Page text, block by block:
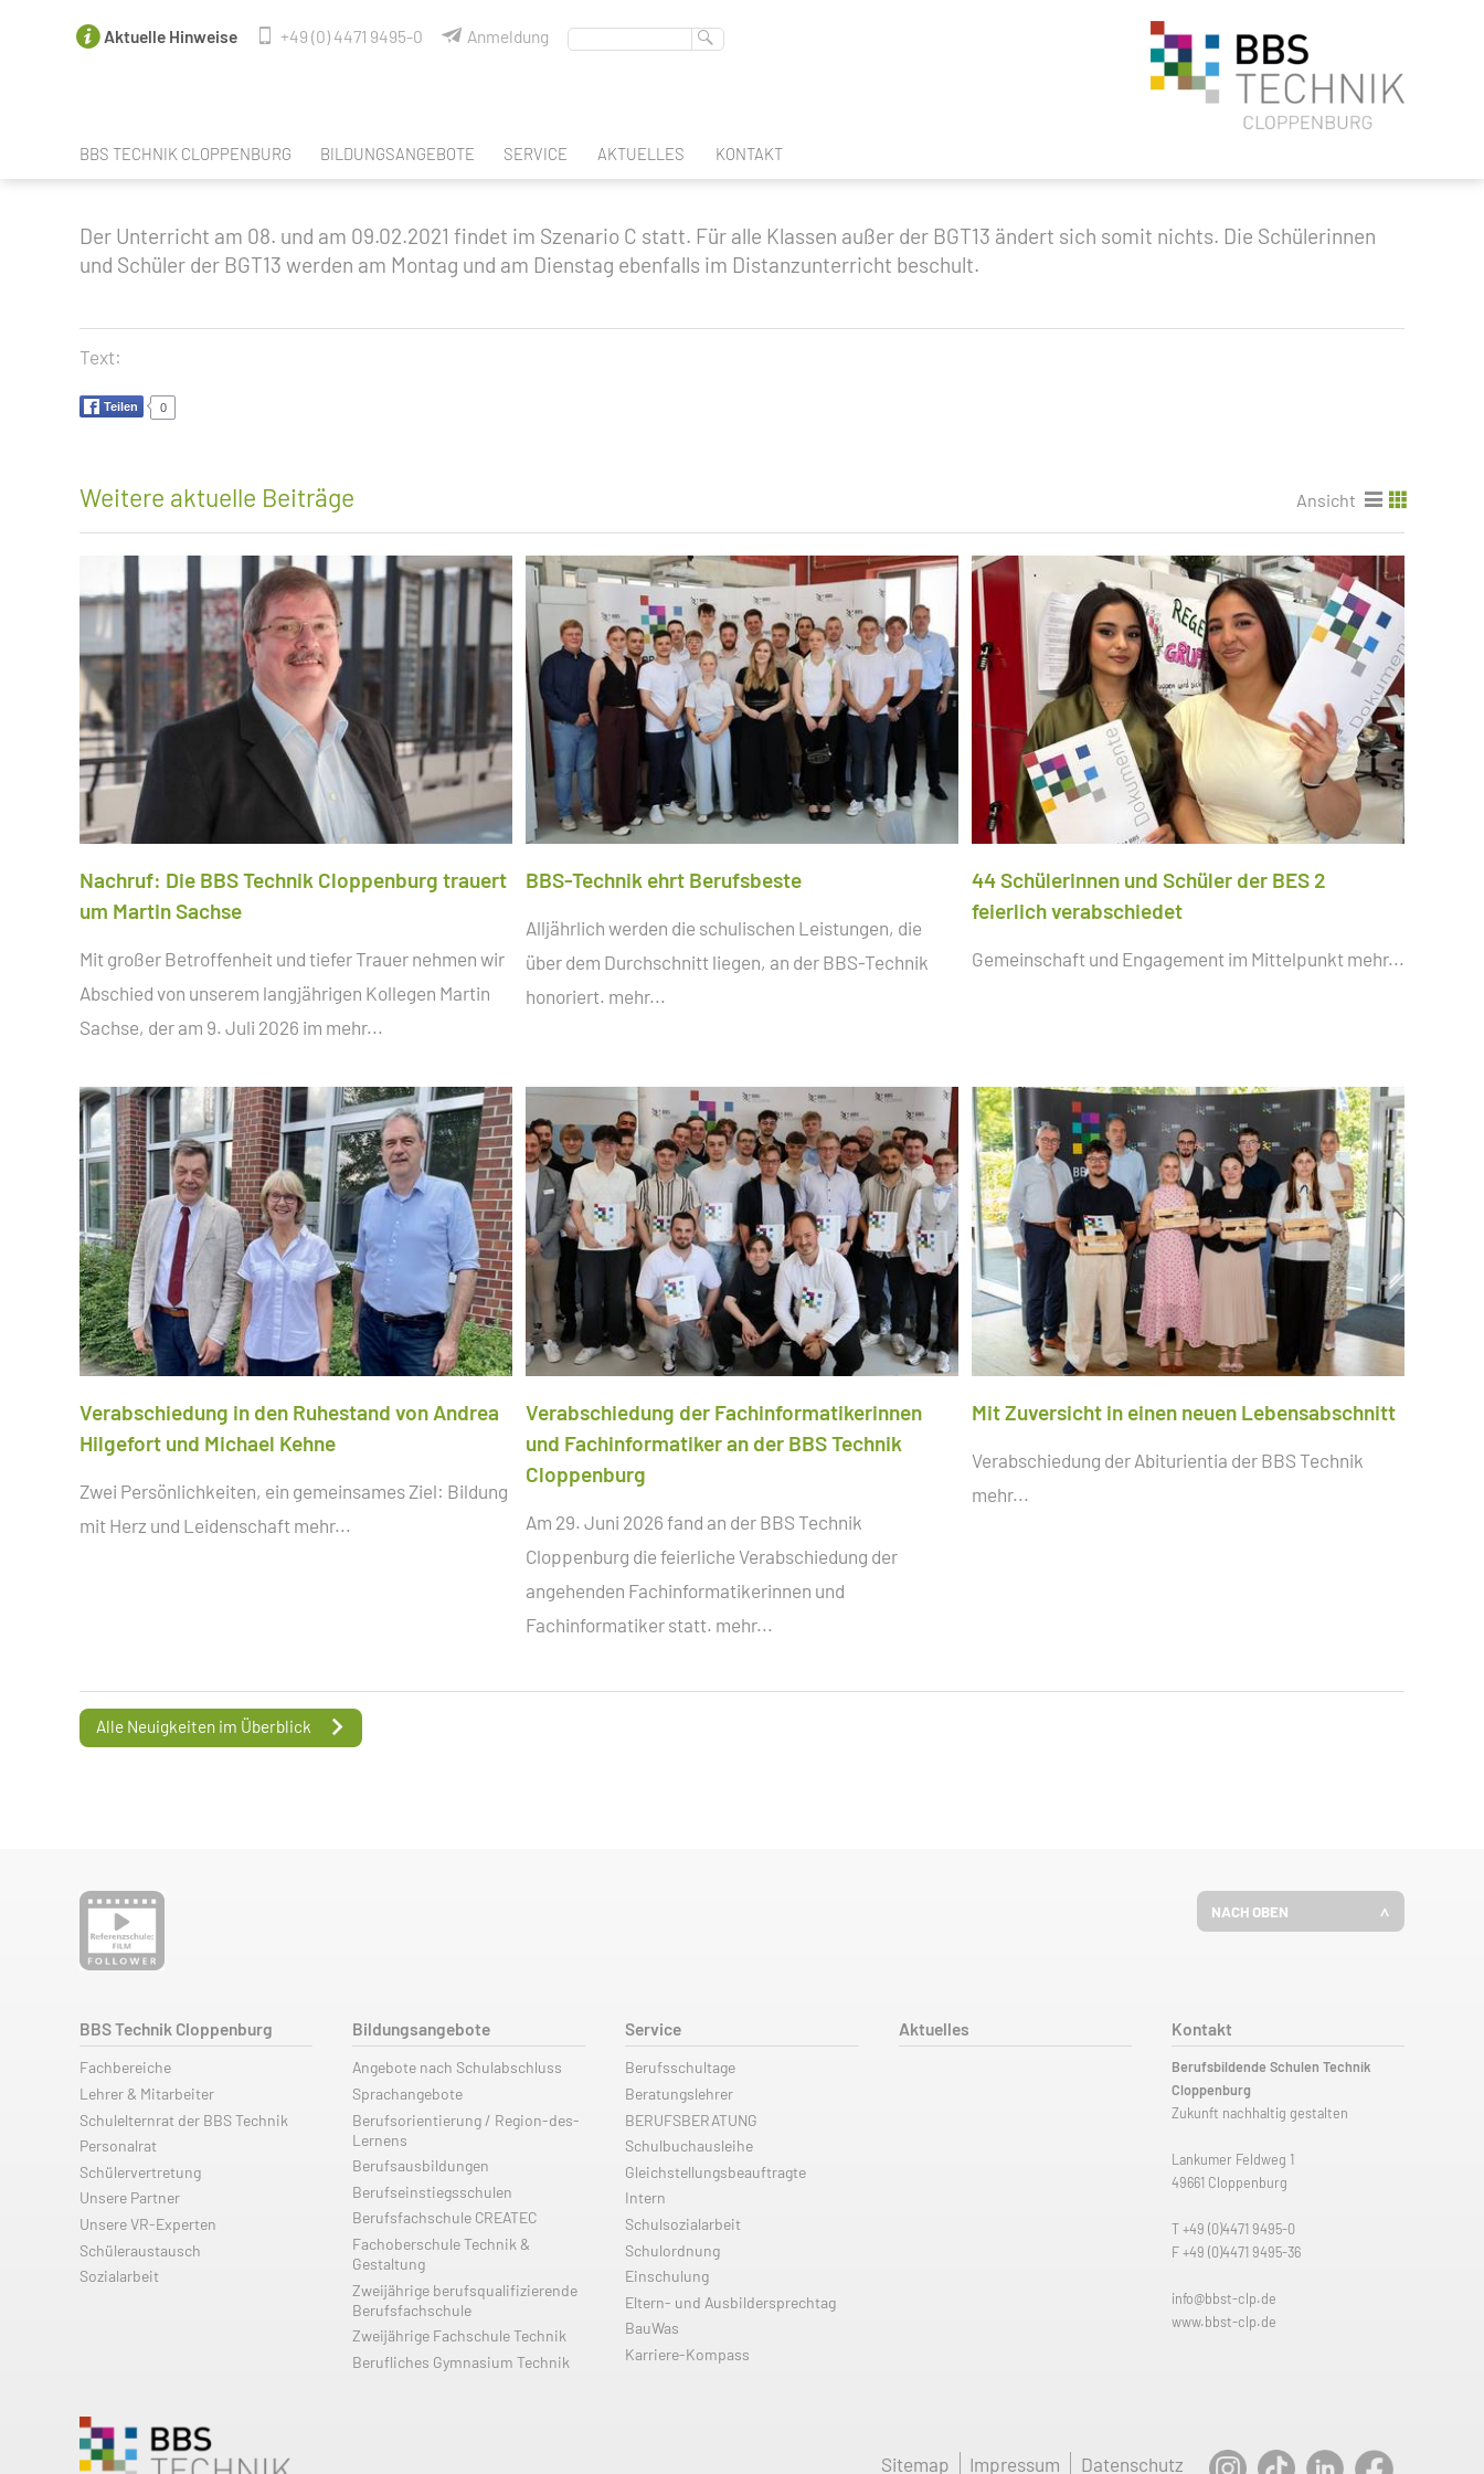
Aktuelle Hinweise +49 (0) 4471 9495-0 Anmeldung
BBS TECHNIK CLOPPENBURG
LEHRER & MITARBEITER
PERSONALRAT
UNSERE PARTNER
SCHÜLERAUSTAUSCH
SOZIALARBEIT
BILDUNGSANGEBOTE
SPRACHANGEBOTE FREMDSPRACHEN
BERUFSAUSBILDUNGEN
ZWEIJÄHRIGE BERUFSQUALIFIZIERENDE
ZWEIJÄHRIGE FACHSCHULE TECHNIK
BERUFLICHES GYMNASIUM TECHNIK
SERVICE
BERATUNGSLEHRER
SCHULBUCHAUSLEIHE
EINSCHULUNG
ELTERN- UND AUSBILDERSPRECHTAG
BAUWAS
KARRIERE-KOMPASS
AKTUELLES KONTAKT
Der Unterricht am 08. und am 09.02.2021 findet im Szenario C statt. Für alle Klassen außer der BGT13 ändert sich somit nichts. Die Schülerinnen
und Schüler der BGT13 werden am Montag und am Dienstag ebenfalls im Distanzunterricht beschult.
Text:
Teilen 0
Weitere aktuelle Beiträge Ansicht
Nachruf: Die BBS Technik Cloppenburg trauert
um Martin Sachse
Mit großer Betroffenheit und tiefer Trauer nehmen wir
Abschied von unserem langjährigen Kollegen Martin
Sachse, der am 9. Juli 2026 im mehr...
BBS-Technik ehrt Berufsbeste
Alljährlich werden die schulischen Leistungen, die
über dem Durchschnitt liegen, an der BBS-Technik
honoriert. mehr...
44 Schülerinnen und Schüler der BES 2
feierlich verabschiedet
Gemeinschaft und Engagement im Mittelpunkt mehr...
Verabschiedung in den Ruhestand von Andrea
Hilgefort und Michael Kehne
Zwei Persönlichkeiten, ein gemeinsames Ziel: Bildung
mit Herz und Leidenschaft mehr...
Verabschiedung der Fachinformatikerinnen
und Fachinformatiker an der BBS Technik
Cloppenburg
Am 29. Juni 2026 fand an der BBS Technik
Cloppenburg die feierliche Verabschiedung der
angehenden Fachinformatikerinnen und
Fachinformatiker statt. mehr...
Mit Zuversicht in einen neuen Lebensabschnitt
Verabschiedung der Abiturientia der BBS Technik
mehr...
Alle Neuigkeiten im Überblick
NACH OBEN
BBS Technik Cloppenburg
Fachbereiche
Lehrer & Mitarbeiter
Schulelternrat der BBS Technik
Personalrat
Schülervertretung
Unsere Partner
Unsere VR-Experten
Schüleraustausch
Sozialarbeit
Bildungsangebote
Angebote nach Schulabschluss
Sprachangebote
Berufsorientierung / Region-des-
Lernens
Berufsausbildungen
Berufseinstiegsschulen
Berufsfachschule CREATEC
Fachoberschule Technik &
Gestaltung
Zweijährige berufsqualifizierende
Berufsfachschule
Zweijährige Fachschule Technik
Berufliches Gymnasium Technik
Service
Berufsschultage
Beratungslehrer
BERUFSBERATUNG
Schulbuchausleihe
Gleichstellungsbeauftragte
Intern
Schulsozialarbeit
Schulordnung
Einschulung
Eltern- und Ausbildersprechtag
BauWas
Karriere-Kompass
Aktuelles Kontakt
Berufsbildende Schulen Technik
Cloppenburg
Zukunft nachhaltig gestalten
Lankumer Feldweg 1
49661 Cloppenburg
T+49 (0)4471 9495-0
F +49 (0)4471 9495-36
info@bbst-clp.de
www.bbst-clp.de
Sitemap Impressum Datenschutz